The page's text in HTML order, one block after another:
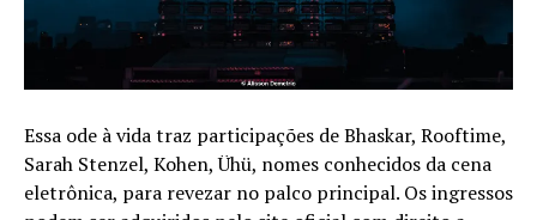
Essa ode à vida traz participações de Bhaskar, Rooftime,
Sarah Stenzel, Kohen, Ühü, nomes conhecidos da cena
eletrônica, para revezar no palco principal. Os ingressos